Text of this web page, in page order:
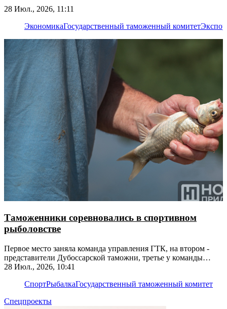
28 Июл., 2026, 11:11
ЭкономикаГосударственный таможенный комитет
Таможенники соревновались в спортивном
рыболовстве
Первое место заняла команда управления ГТК, на втором -
представители Дубоссарской таможни, третье у команды
Тирасполя
28 Июл., 2026, 10:41
СпортРыбалкаГосударственный таможенный комитет
Спецпроекты